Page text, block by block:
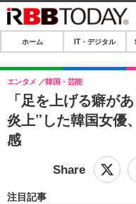
ホーム
IT・デジタル
IT・デジタルTOP
ショッピング
SPEED TEST
エンタメ
エンタメTOP
リリース一覧
ホーム IT・デジタル
「足を上げる癖が
炎上”した韓国女優
感
エンタメ 韓国・芸能
注目記事